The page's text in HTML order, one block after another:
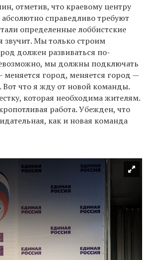
отметив, что краевому центру
справедливо требуют
определенные лоббистские
звучит. Мы только строим
должен развиваться по-
мы должны подключать
меняется город, меняется город —
что я жду от новой команды.
которая необходима жителям.
работа. Убежден, что
как и новая команда